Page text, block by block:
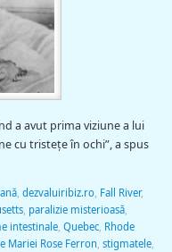
a avut prima viziune a lui
cu tristeţe în ochi”, a spus
, dezvaluiribiz.ro, Fall River,
, paralizie misterioasă,
intestinale, Quebec, Rhode
Mariei Rose Ferron stigmatele,